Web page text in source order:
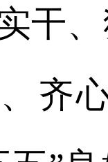
干
齐